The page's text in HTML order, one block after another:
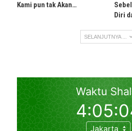
Kami pun tak Akan…
Diri
SELANJUTNYA ...